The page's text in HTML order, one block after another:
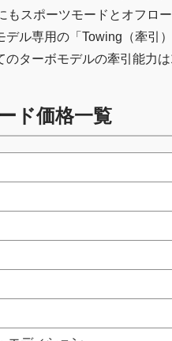
もスポーツモードとオフロ
ル専用の「Towing（牽引
ターボモデルの牽引能力は
ド価格一覧